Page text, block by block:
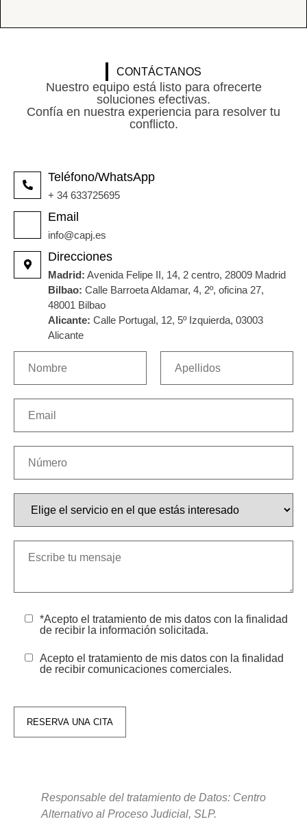
CONTÁCTANOS
Nuestro equipo está listo para ofrecerte
soluciones efectivas.
Confía en nuestra experiencia para resolver tu
conflicto.
Teléfono/WhatsApp
+ 34 633725695
Email
info@capj.es
Direcciones
Madrid: Avenida Felipe II, 14, 2 centro, 28009 Madrid
Bilbao: Calle Barroeta Aldamar, 4, 2º, oficina 27,
48001 Bilbao
Alicante: Calle Portugal, 12, 5º Izquierda, 03003
Alicante
*Acepto el tratamiento de mis datos con la finalidad
de recibir la información solicitada.
Acepto el tratamiento de mis datos con la finalidad
de recibir comunicaciones comerciales.
RESERVA UNA CITA
Responsable del tratamiento de Datos: Centro
Alternativo al Proceso Judicial, SLP.